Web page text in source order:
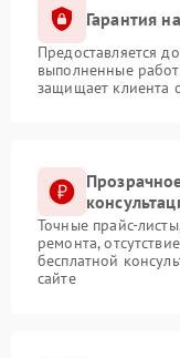
Гарантия
Предоставляется
выполненные
защищает клиента
Точные прайс-
ремонта,
бесплатной
сайте